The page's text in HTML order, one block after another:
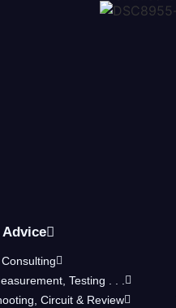
Advice
Testing . . .
Circuit & Review